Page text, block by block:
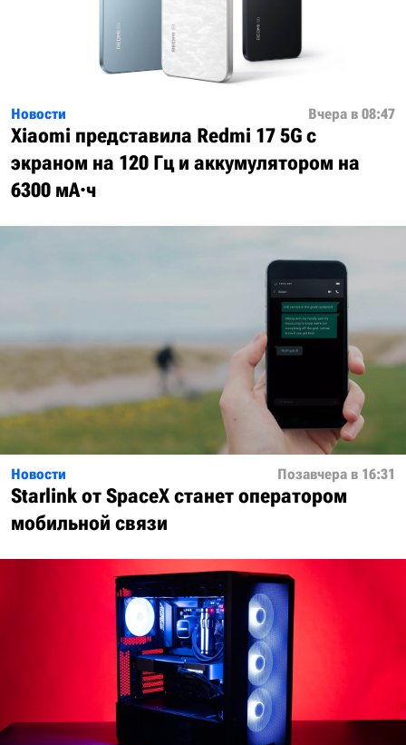
Новости Вчера в 08:47
Xiaomi представила Redmi 17 5G с
экраном на 120 Гц и аккумулятором на
6300 мА·ч
Новости Позавчера в 16:31
Starlink от SpaceX станет оператором
мобильной связи